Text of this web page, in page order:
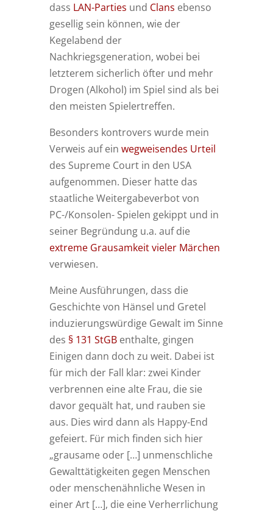
dass LAN-Parties und Clans ebenso
gesellig sein können, wie der
Kegelabend der
Nachkriegsgeneration, wobei bei
letzterem sicherlich öfter und mehr
Drogen (Alkohol) im Spiel sind als bei
den meisten Spielertreffen.
Besonders kontrovers wurde mein
Verweis auf ein wegweisendes Urteil
des Supreme Court in den USA
aufgenommen. Dieser hatte das
staatliche Weitergabeverbot von
PC-/Konsolen- Spielen gekippt und in
seiner Begründung u.a. auf die
extreme Grausamkeit vieler Märchen
verwiesen.
Meine Ausführungen, dass die
Geschichte von Hänsel und Gretel
induzierungswürdige Gewalt im Sinne
des § 131 StGBenthalte, gingen
Einigen dann doch zu weit. Dabei ist
für mich der Fall klar: zwei Kinder
verbrennen eine alte Frau, die sie
davor gequält hat, und rauben sie
aus. Dies wird dann als Happy-End
gefeiert. Für mich finden sich hier
„grausame oder […] unmenschliche
Gewalttätigkeiten gegen Menschen
oder menschenähnliche Wesen in
einer Art […], die eine Verherrlichung